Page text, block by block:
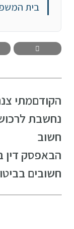
בית
הקודםמתי
נחשבת
חשוב
הבאפסק דין
חשובים